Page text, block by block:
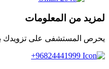
لمزيد من المعلومات
يحرص المستشفى على تزويدك
96824441999+